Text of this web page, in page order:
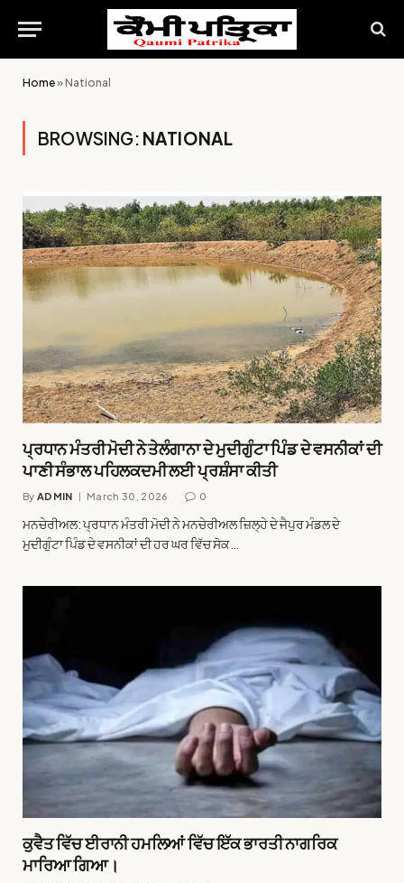
Home»National
BROWSING: NATIONAL
ਪ੍ਰਧਾਨ ਮੰਤਰੀ ਮੋਦੀ ਨੇ ਤੇਲੰਗਾਨਾ ਦੇ ਮੁਦੀਗੁੰਟਾ ਪਿੰਡ ਦੇ ਵਸਨੀਕਾਂ ਦੀ
ਪਾਣੀ ਸੰਭਾਲ ਪਹਿਲਕਦਮੀ ਲਈ ਪ੍ਰਸ਼ੰਸਾ ਕੀਤੀ
By ADMIN March 30, 2026 0
ਮਨਚੇਰੀਅਲ: ਪ੍ਰਧਾਨ ਮੰਤਰੀ ਮੋਦੀ ਨੇ ਮਨਚੇਰੀਅਲ ਜ਼ਿਲ੍ਹੇ ਦੇ ਜੈਪੁਰ ਮੰਡਲ ਦੇ
ਮੁਦੀਗੁੰਟਾ ਪਿੰਡ ਦੇ ਵਸਨੀਕਾਂ ਦੀ ਹਰ ਘਰ ਵਿੱਚ ਸੋਕ…
ਕੁਵੈਤ ਵਿੱਚ ਈਰਾਨੀ ਹਮਲਿਆਂ ਵਿੱਚ ਇੱਕ ਭਾਰਤੀ ਨਾਗਰਿਕ
ਮਾਰਿਆ ਗਿਆ।